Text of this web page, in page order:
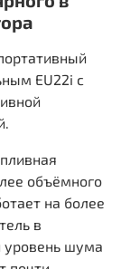
EU22i с
объёмного
на более
в
уровень шума